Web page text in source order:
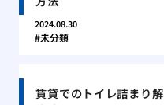
2024.08.30
未分類
賃貸でのトイレ詰まり解